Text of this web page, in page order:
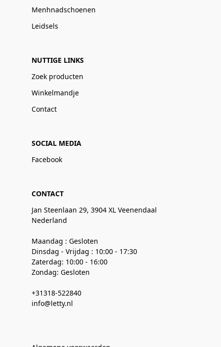
Menhnadschoenen
Leidsels
NUTTIGE LINKS
Zoek producten
Winkelmandje
Contact
SOCIAL MEDIA
Facebook
CONTACT
Jan Steenlaan 29, 3904 XL Veenendaal
Nederland
Maandag : Gesloten
Dinsdag - Vrijdag : 10:00 - 17:30
Zaterdag: 10:00 - 16:00
Zondag: Gesloten
+31318-522840
info@letty.nl